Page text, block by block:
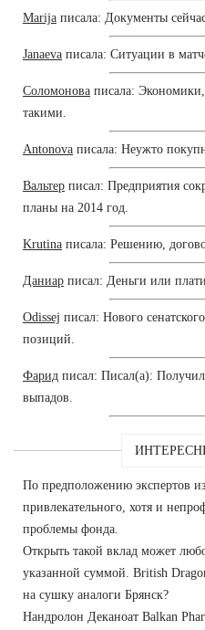
Marija писала: Документы
Janaeva писала: Ситуации в
Соломонова писала:
такими.
Antonova писала: Неужто
Вальтер писал: Предприятия
планы на 2014 год.
Krutina писала: Решению,
Даниар писал: Деньги или
Odissej писал: Нового
позиций.
Фарид писал: Писал(а):
выпадов.
По предположению экспертов
привлекательного, хотя и
проблемы фонда.
Открыть такой вклад может
указанной суммой. British
на сушку аналоги Брянск?
Нандролон Деканоат Balkan